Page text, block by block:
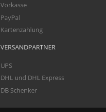
Vorkasse
PayPal
Kartenzahlung
VERSANDPARTNER
UPS
DHL und DHL Express
DB Schenker